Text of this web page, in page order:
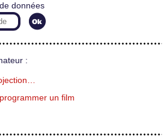
données
:
un film